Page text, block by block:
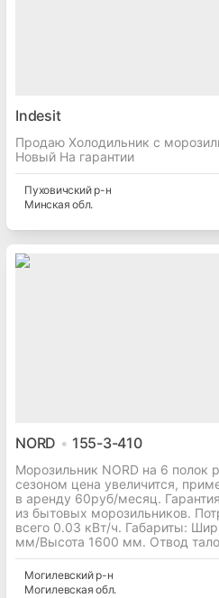
Indesit
Продаю Холодильник с
Новый На гарантии
Пуховичскийр-н
Минская обл.
NORD 155-3-410
Морозильник NORD на 6 полок
сезоном цена увеличится,
в аренду 60руб/месяц.
из бытовых морозильников.
всего 0.03 кВт/ч. Габариты:
мм/Высота 1600 мм. Отвод
Могилевскийр-н
Могилевская обл.